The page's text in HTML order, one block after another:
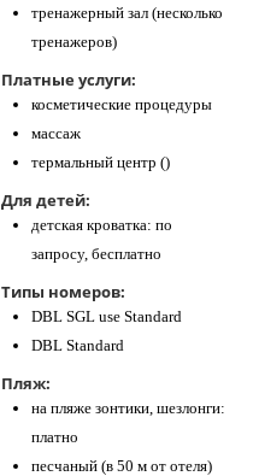
тренажерный зал (несколько
тренажеров)
Платные услуги:
косметические процедуры
массаж
термальный центр ()
Для детей:
детская кроватка: по
запросу, бесплатно
Типы номеров:
DBL SGL use Standard
DBL Standard
Пляж:
на пляже зонтики, шезлонги:
платно
песчаный (в 50 м от отеля)